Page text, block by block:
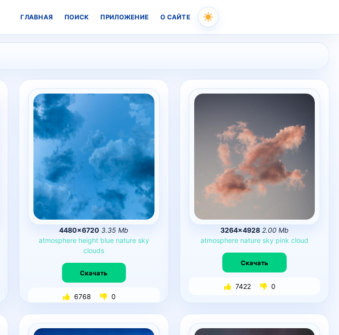
to
ГЛАВНАЯ ПОИСК ПРИЛОЖЕНИЕ О САЙТЕ
4480×6720 3.35 Mb
atmosphere height blue nature sky
clouds
Скачать
6768 0
3264×4928 2.00 Mb
atmosphere nature sky pink cloud
Скачать
7422 0